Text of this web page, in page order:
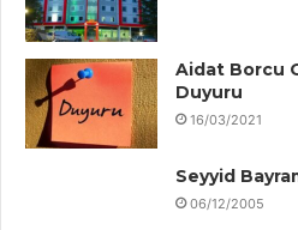
Aidat Borcu
Duyuru
16/03/2021
Seyyid
06/12/2005